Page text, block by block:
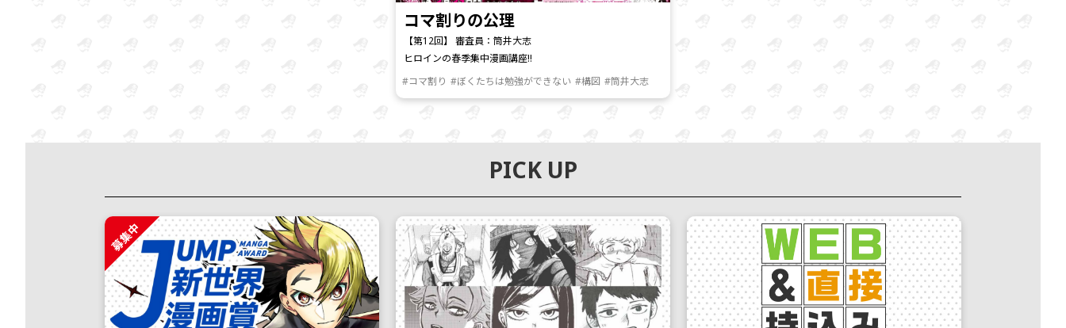
コマ割りの公理
【第12回】 審査員：筒井大志
ヒロインの春季集中漫画講座!!
#コマ割り #ぼくたちは勉強ができない #構図 #筒井大志
PICK UP
募集中